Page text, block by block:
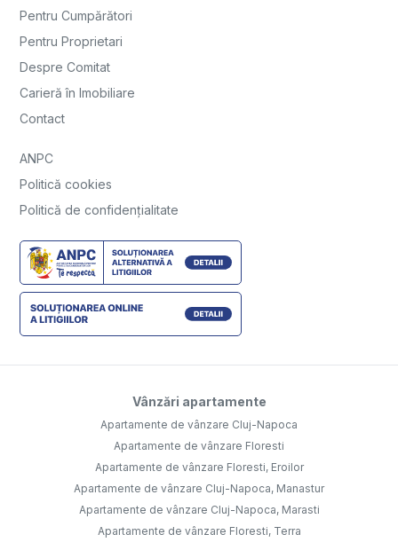
Pentru Cumpărători
Pentru Proprietari
Despre Comitat
Carieră în Imobiliare
Contact
ANPC
Politică cookies
Politică de confidențialitate
Vânzări apartamente
Apartamente de vânzare Cluj-Napoca
Apartamente de vânzare Floresti
Apartamente de vânzare Floresti, Eroilor
Apartamente de vânzare Cluj-Napoca, Manastur
Apartamente de vânzare Cluj-Napoca, Marasti
Apartamente de vânzare Floresti, Terra